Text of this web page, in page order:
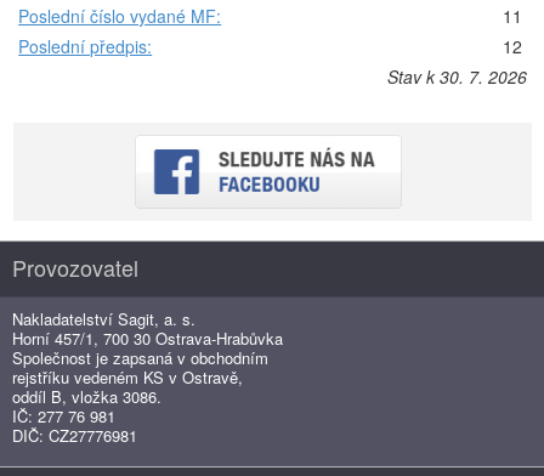
Poslední číslo vydané MF:
11
Poslední předpis:
12
Stav k 30. 7. 2026
Provozovatel
Nakladatelství Sagit, a. s.
Horní 457/1, 700 30 Ostrava-Hrabůvka
Společnost je zapsaná v obchodním
rejstříku vedeném KS v Ostravě,
oddíl B, vložka 3086.
IČ: 277 76 981
DIČ: CZ27776981